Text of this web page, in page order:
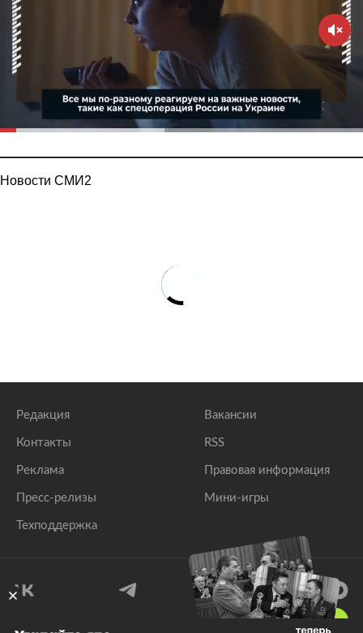
Новости СМИ2
Редакция
Контакты
Реклама
Пресс-релизы
Техподдержка
Вакансии
RSS
Правовая информация
Мини-игры